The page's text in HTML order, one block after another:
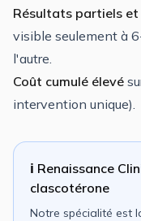
Résultats partiels
visible seulement à
l'autre.
Coût cumulé élevé
intervention unique).
ℹ️ Renaissance
clascotérone
Notre spécialité est